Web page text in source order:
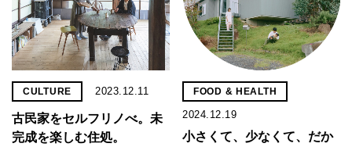
CULTURE 2023.12.11
古民家をセルフリノべ。未
完成を楽しむ住処。
FOOD & HEALTH
2024.12.19
小さくて、少なくて、だか